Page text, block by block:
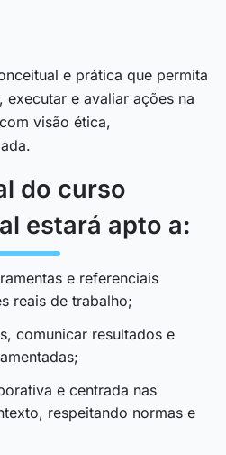
e prática que permita
e avaliar ações na
visão ética,
do curso
estará apto a:
e referenciais
reais de trabalho;
comunicar resultados e
e centrada nas
respeitando normas e